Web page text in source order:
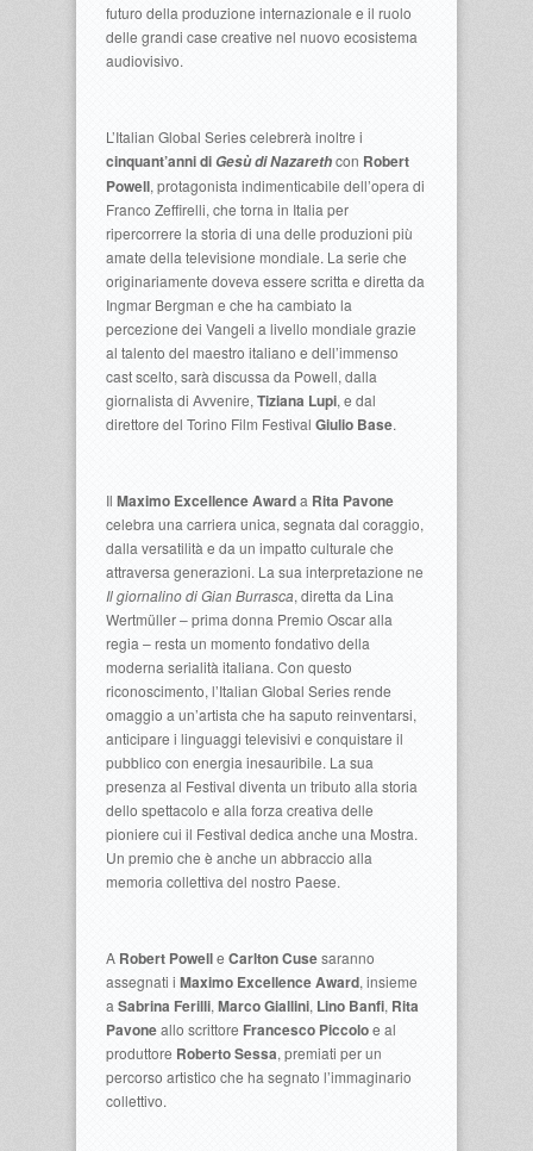
futuro della produzione internazionale e il ruolo
delle grandi case creative nel nuovo ecosistema
audiovisivo.
L’Italian Global Series celebrerà inoltre i
cinquant’anni diGesù di Nazarethcon Robert
Powell, protagonista indimenticabile dell’opera di
Franco Zeffirelli, che torna in Italia per
ripercorrere la storia di una delle produzioni più
amate della televisione mondiale. La serie che
originariamente doveva essere scritta e diretta da
Ingmar Bergman e che ha cambiato la
percezione dei Vangeli a livello mondiale grazie
al talento del maestro italiano e dell’immenso
cast scelto, sarà discussa da Powell, dalla
giornalista di Avvenire, Tiziana Lupi, e dal
direttore del Torino Film Festival Giulio Base.
Il Maximo Excellence Awarda Rita Pavone
celebra una carriera unica, segnata dal coraggio,
dalla versatilità e da un impatto culturale che
attraversa generazioni. La sua interpretazione ne
Il giornalino di Gian Burrasca, diretta da Lina
Wertmüller – prima donna Premio Oscar alla
regia – resta un momento fondativo della
moderna serialità italiana. Con questo
riconoscimento, l’Italian Global Series rende
omaggio a un’artista che ha saputo reinventarsi,
anticipare i linguaggi televisivi e conquistare il
pubblico con energia inesauribile. La sua
presenza al Festival diventa un tributo alla storia
dello spettacolo e alla forza creativa delle
pioniere cui il Festival dedica anche una Mostra.
Un premio che è anche un abbraccio alla
memoria collettiva del nostro Paese.
A Robert Powelle Carlton Cusesaranno
assegnati i Maximo Excellence Award, insieme
a Sabrina Ferilli, Marco Giallini, Lino Banfi, Rita
Pavoneallo scrittore Francesco Piccoloe al
produttore Roberto Sessa, premiati per un
percorso artistico che ha segnato l’immaginario
collettivo.